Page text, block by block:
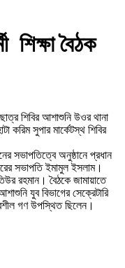
শিক্ষা বৈঠক
শিবির আশাশুনি উওর থানা
করিম সুপার মার্কেটস্থ শিবির
সভাপতিত্বে অনুষ্ঠানে প্রধান
সভাপতি ইমামুল ইসলাম।
রহমান। বৈঠকে জামায়াতে
যুব বিভাগের সেক্রেটারি
গণ উপস্থিত ছিলেন।